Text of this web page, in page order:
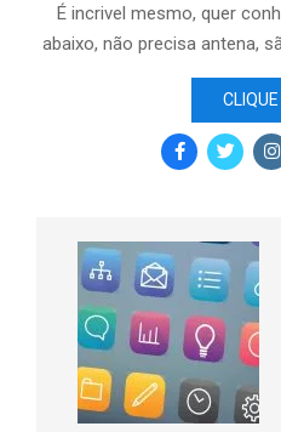
É incrivel mesmo, quer
abaixo, não precisa antena,
CLIQUE